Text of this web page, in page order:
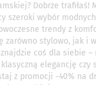
Dobrze trafiłaś!
szeroki wybór
trendy z
zarówno stylowo, jak i
coś dla siebie –
elegancję czy
z promocji -40% na